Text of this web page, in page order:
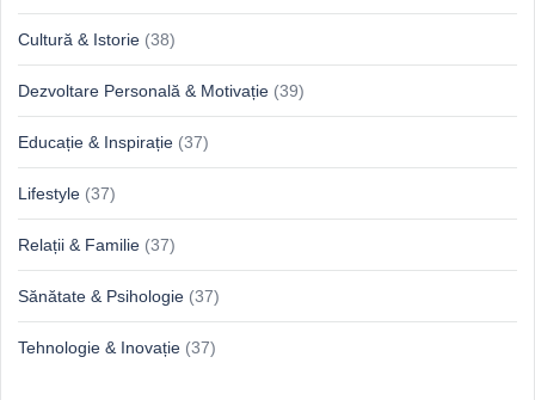
Cultură & Istorie (38)
Dezvoltare Personală & Motivație (39)
Educație & Inspirație (37)
Lifestyle (37)
Relații & Familie (37)
Sănătate & Psihologie (37)
Tehnologie & Inovație (37)